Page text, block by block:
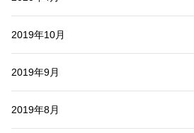
2019年10月
2019年9月
2019年8月